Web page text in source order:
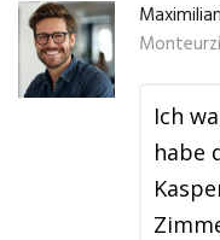
Ich
habe